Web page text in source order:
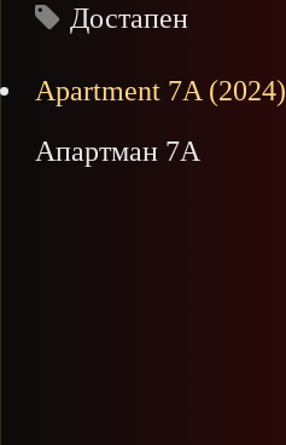
Достапен
Apartment 7A (2024)
Апартман 7А